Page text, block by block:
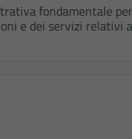
fondamentale
e dei servizi relativi